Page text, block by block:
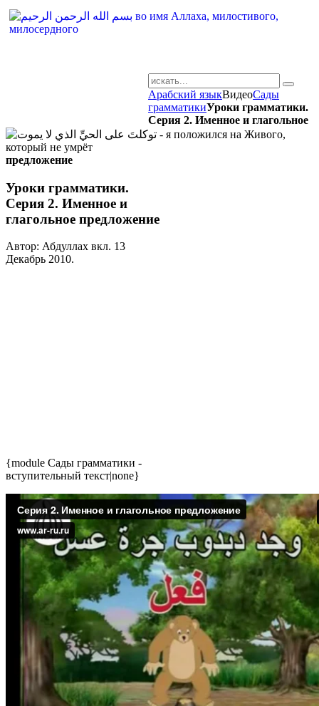
Арабский языкВидеоСады
грамматикиУроки грамматики.
Серия 2. Именное и глагольное
предложение
Уроки грамматики.
Серия 2. Именное и
глагольное предложение
Автор: Абдуллах вкл. 13
Декабрь 2010.
{module Сады грамматики -
вступительный текст|none}